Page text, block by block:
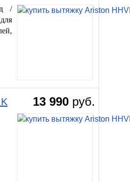
/
13 990 руб.